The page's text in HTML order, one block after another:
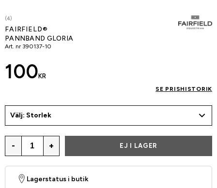
(4)
FAIRFIELD®
PANNBAND GLORIA
Art. nr 390137-10
100 KR
SE PRISHISTORIK
Välj: Storlek
- + EJ I LAGER
Lagerstatus i butik